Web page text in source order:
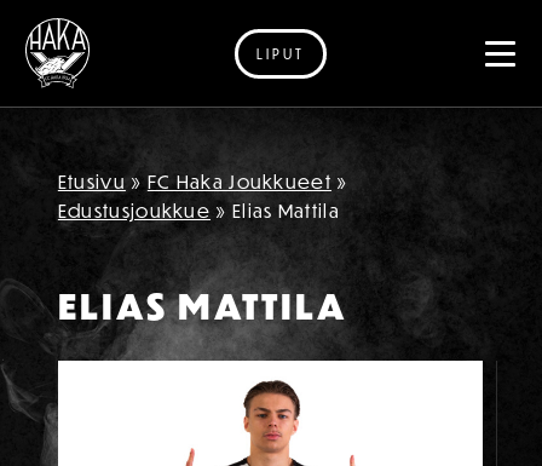
Siirry sisältöön
LIPUT
Etusivu »FC Haka Joukkueet »
Edustusjoukkue » Elias Mattila
ELIAS MATTILA